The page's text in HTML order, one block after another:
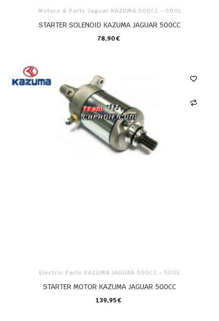
Motore & Parts Jaguar KAZUMA 500CC - 500L
STARTER SOLENOID KAZUMA JAGUAR 500CC
78,90 €
CARRELLO
Electric Parts KAZUMA JAGUAR 500CC - 500L
STARTER MOTOR KAZUMA JAGUAR 500CC
139,95 €
CARRELLO